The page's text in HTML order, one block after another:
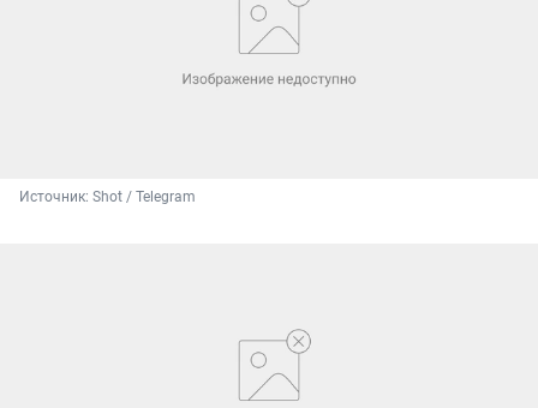
Источник: Shot / Telegram